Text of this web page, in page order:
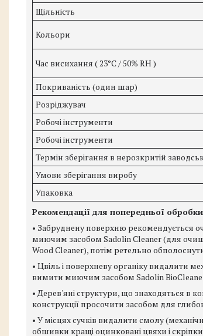
Щільність
Кольори
Час висихання ( 23°C / 50% RH )
Покриваність (один шар)
Розріджувач
Робочі інструменти
Робочі інструменти
Термін зберігання в нерозкритій
Умови зберігання виробу
Упаковка
Рекомендації для попередньої
• Забруднену поверхню рекомендується
миючим засобом Sadolin Cleaner (для
Wood Cleaner), потім ретельно
• Цвіль і поверхневу органіку
вимити миючим засобом Sadolin
• Дерев'яні структури, що знаходяться в
конструкції просочити засобом для
• У місцях сучків видалити смолу
обшивки кращі оцинковані цвяхи і